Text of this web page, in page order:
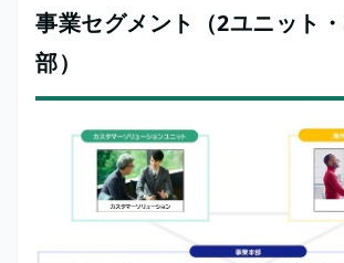
事業セグメント（2ユニット
部）